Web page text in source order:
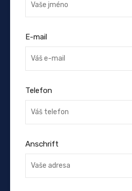
E-mail
Telefon
Anschrift